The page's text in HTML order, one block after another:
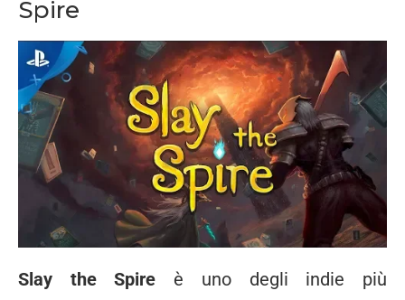
Spire
Slay the Spire è uno degli indie più